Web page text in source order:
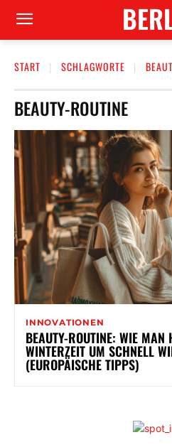
START SCHLAGWORTE
BEAUTY-ROUTINE
INNOVATIONEN
BEAUTY-ROUTINE: WIE
WINTERZEIT UM SCHNELL
(EUROPÄISCHE TIPPS)